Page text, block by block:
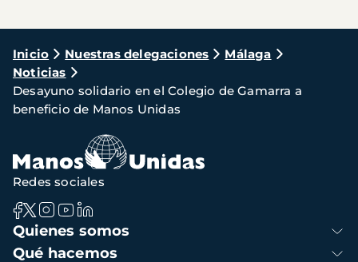
Ruta
de
navegación
Inicio Nuestras delegaciones
Málaga
Noticias
Desayuno solidario en el Colegio de Gamarra a
beneficio de Manos Unidas
Navegación
principal
Quienes somos
Qué hacemos
Redes sociales